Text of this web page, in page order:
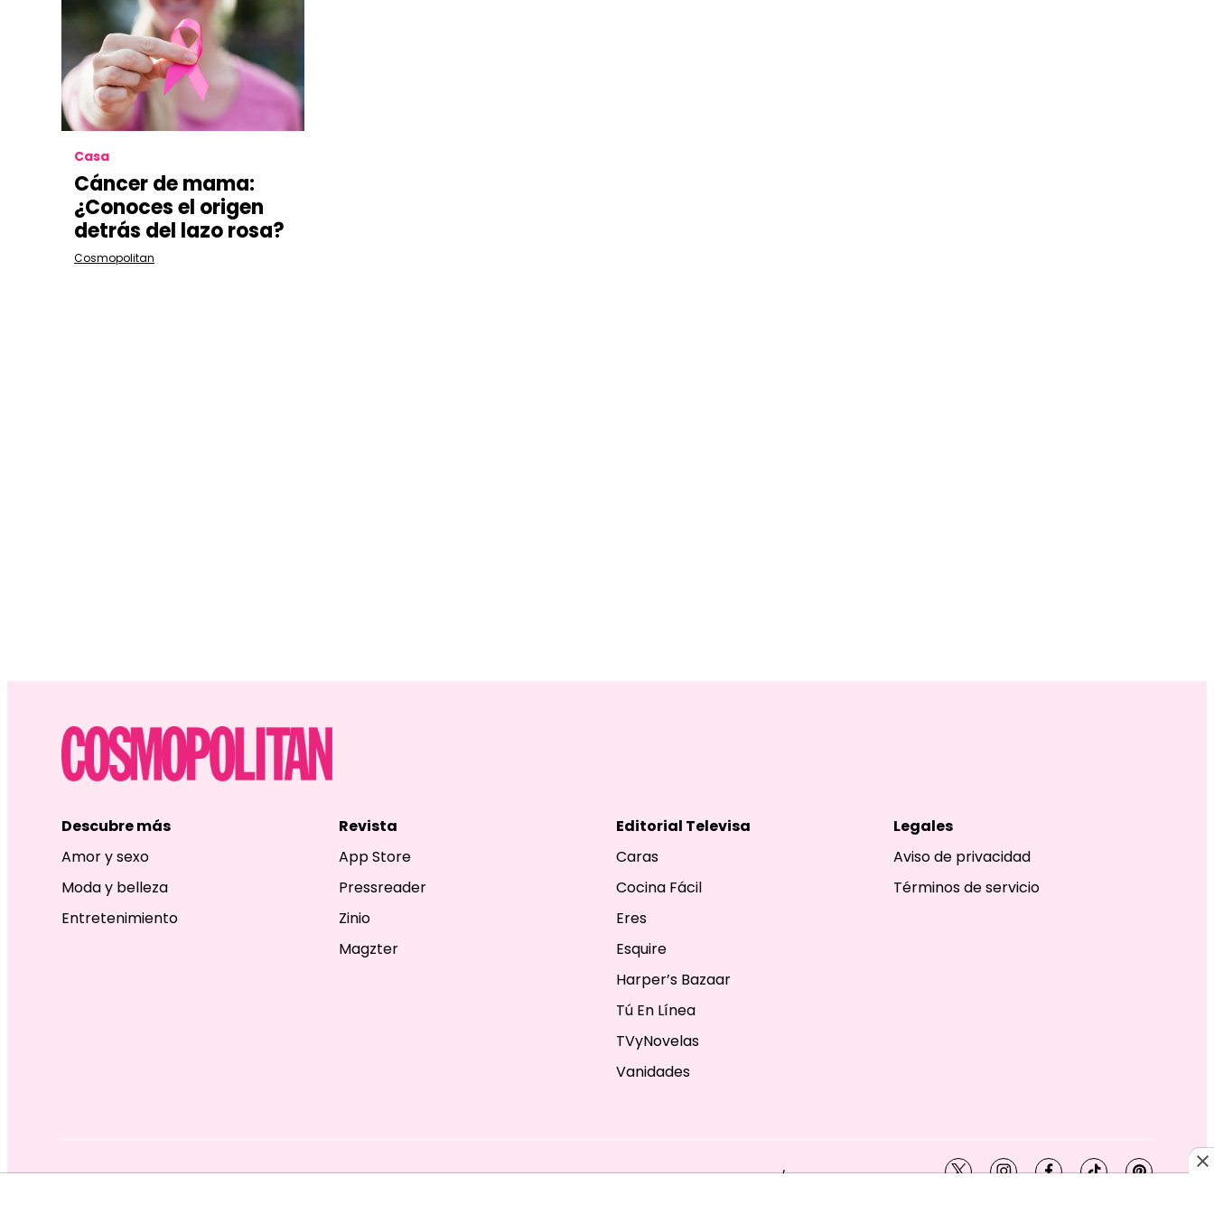
Casa
Cáncer de mama:
¿Conoces el origen
detrás del lazo rosa?
Cosmopolitan
Descubre más
Amor y sexo
Moda y belleza
Entretenimiento
Revista
App Store
Pressreader
Zinio
Magzter
Editorial Televisa
Caras
Cocina Fácil
Eres
Esquire
Harper’s Bazaar
Tú En Línea
TVyNovelas
Vanidades
Legales
Aviso de privacidad
Términos de servicio
EDITORIAL TELEVISA S.A. DE C.V. TODOS LOS DERECHOS RESERVADOS. TBG - EDITORIAL TELEVISA - LIFESTYLES - BEAUTY / FASHION twitterinstagramfacebook
tiktokpinterest